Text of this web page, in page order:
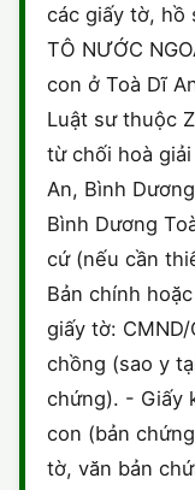
các giấy tờ, hồ
TÔ NƯỚC
con ở Toà Dĩ
Luật sư thuộc
từ chối hoà
An, Bình
Bình Dương
cứ (nếu cần
Bản chính
giấy tờ:
chồng (sao y
chứng). - Giấy
con (bản
tờ, văn bản